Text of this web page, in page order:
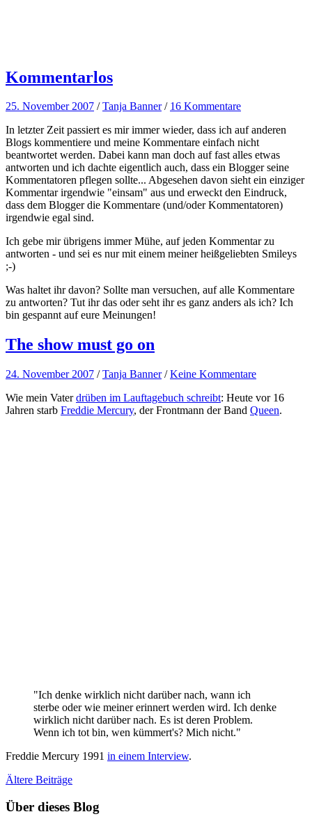
Kommentarlos
25. November 2007 /Tanja Banner / 16 Kommentare
In letzter Zeit passiert es mir immer wieder, dass ich auf anderen
Blogs kommentiere und meine Kommentare einfach nicht
beantwortet werden. Dabei kann man doch auf fast alles etwas
antworten und ich dachte eigentlich auch, dass ein Blogger seine
Kommentatoren pflegen sollte... Abgesehen davon sieht ein einziger
Kommentar irgendwie "einsam" aus und erweckt den Eindruck,
dass dem Blogger die Kommentare (und/oder Kommentatoren)
irgendwie egal sind.
Ich gebe mir übrigens immer Mühe, auf jeden Kommentar zu
antworten - und sei es nur mit einem meiner heißgeliebten Smileys
;-)
Was haltet ihr davon? Sollte man versuchen, auf alle Kommentare
zu antworten? Tut ihr das oder seht ihr es ganz anders als ich? Ich
bin gespannt auf eure Meinungen!
The show must go on
24. November 2007 /Tanja Banner /Keine Kommentare
Wie mein Vaterdrüben im Lauftagebuch schreibt: Heute vor 16
Jahren starb Freddie Mercury, der Frontmann der Band Queen.
"Ich denke wirklich nicht darüber nach, wann ich
sterbe oder wie meiner erinnert werden wird. Ich denke
wirklich nicht darüber nach. Es ist deren Problem.
Wenn ich tot bin, wen kümmert's? Mich nicht."
Freddie Mercury 1991 in einem Interview.
Ältere Beiträge
Über dieses Blog